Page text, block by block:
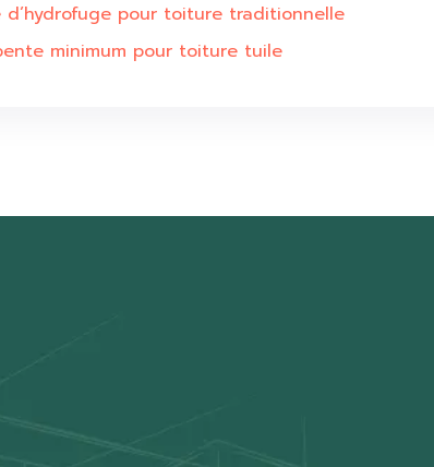
pour toiture traditionnelle
minimum pour toiture tuile